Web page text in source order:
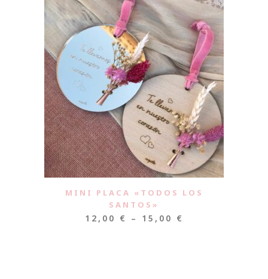
MINI PLACA «TODOS LOS
SANTOS»
12,00 € – 15,00 €